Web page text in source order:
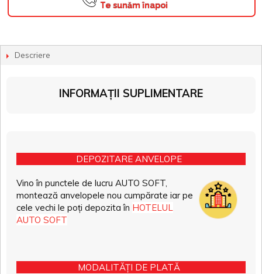
Te sunăm înapoi
Descriere
INFORMAȚII SUPLIMENTARE
DEPOZITARE ANVELOPE
Vino în punctele de lucru AUTO SOFT,
montează anvelopele nou cumpărate iar pe
cele vechi le poți depozita în HOTELUL
AUTO SOFT
MODALITĂȚI DE PLATĂ